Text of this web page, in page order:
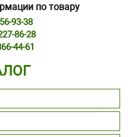
по товару
93-38
86-28
44-61